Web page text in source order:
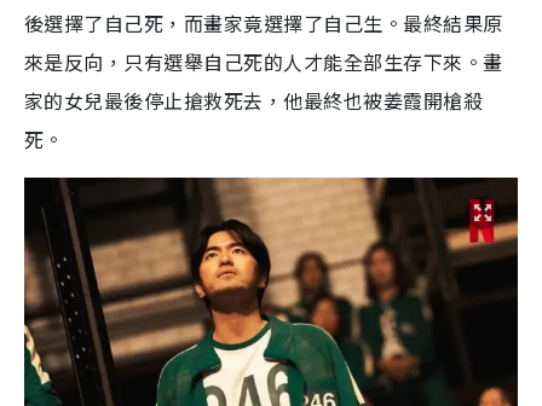
後選擇了自己死，而畫家竟選擇了自己生。最終結果原
來是反向，只有選舉自己死的人才能全部生存下來。畫
家的女兒最後停止搶救死去，他最終也被姜霞開槍殺
死。